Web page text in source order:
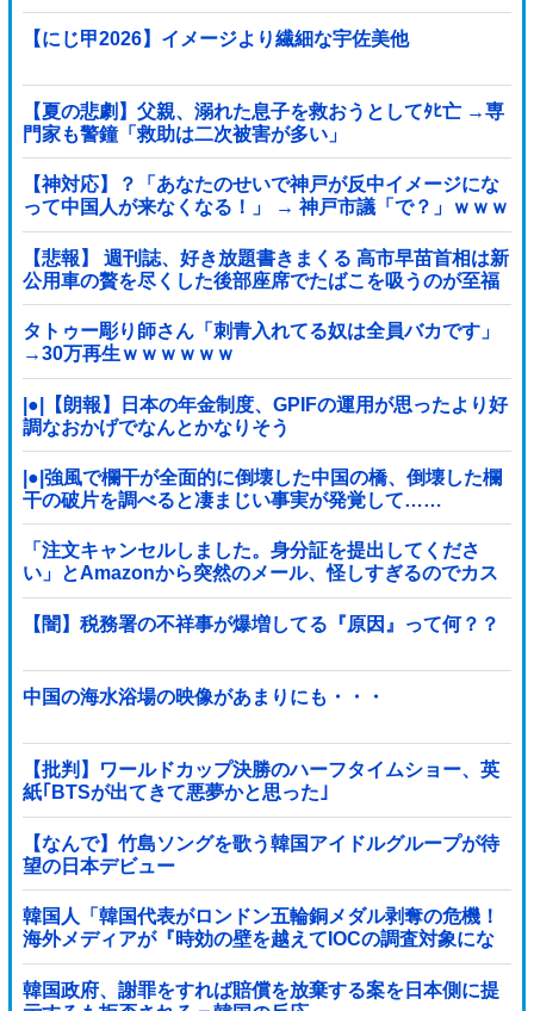
【にじ甲2026】イメージより繊細な宇佐美他
【夏の悲劇】父親、溺れた息子を救おうとしてﾀﾋ亡 →専
門家も警鐘「救助は二次被害が多い」
【神対応】？「あなたのせいで神戸が反中イメージにな
って中国人が来なくなる！」 → 神戸市議「で？」ｗｗｗ
ｗｗｗｗｗｗｗｗｗｗｗｗ
【悲報】 週刊誌、好き放題書きまくる 高市早苗首相は新
公用車の贅を尽くした後部座席でたばこを吸うのが至福
の時間「どんどん延びる乗車時間」
タトゥー彫り師さん「刺青入れてる奴は全員バカです」
→30万再生ｗｗｗｗｗｗ
|●|【朗報】日本の年金制度、GPIFの運用が思ったより好
調なおかげでなんとかなりそう
|●|強風で欄干が全面的に倒壊した中国の橋、倒壊した欄
干の破片を調べると凄まじい事実が発覚して……
「注文キャンセルしました。身分証を提出してくださ
い」とAmazonから突然のメール、怪しすぎるのでカス
タマーに確認したら……
【闇】税務署の不祥事が爆増してる『原因』って何？？
中国の海水浴場の映像があまりにも・・・
【批判】ワールドカップ決勝のハーフタイムショー、英
紙｢BTSが出てきて悪夢かと思った｣
【なんで】竹島ソングを歌う韓国アイドルグループが待
望の日本デビュー
韓国人「韓国代表がロンドン五輪銅メダル剥奪の危機！
海外メディアが『時効の壁を越えてIOCの調査対象にな
り得る』と報道！」
韓国政府、謝罪をすれば賠償を放棄する案を日本側に提